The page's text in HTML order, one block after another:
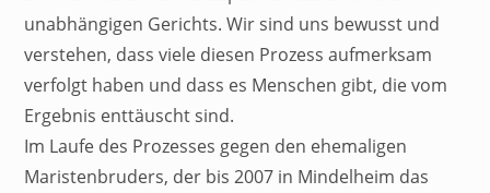
unabhängigen Gerichts. Wir sind uns bewusst und
verstehen, dass viele diesen Prozess aufmerksam
verfolgt haben und dass es Menschen gibt, die vom
Ergebnis enttäuscht sind.
Im Laufe des Prozesses gegen den ehemaligen
Maristenbruders, der bis 2007 in Mindelheim das